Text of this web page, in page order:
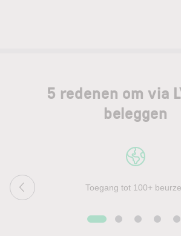
5 redenen om via
beleggen
Toegang tot 100+